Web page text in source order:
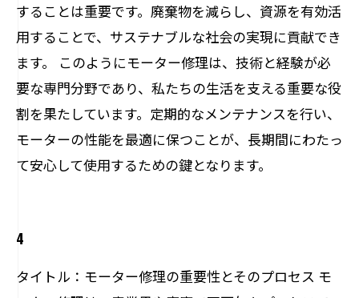
することは重要です。廃棄物を減らし、資源を有効活
用することで、サステナブルな社会の実現に貢献でき
ます。 このようにモーター修理は、技術と経験が必
要な専門分野であり、私たちの生活を支える重要な役
割を果たしています。定期的なメンテナンスを行い、
モーターの性能を最適に保つことが、長期間にわたっ
て安心して使用するための鍵となります。
4
タイトル：モーター修理の重要性とそのプロセス モ